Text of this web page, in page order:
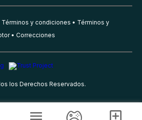
Términos y condiciones
Términos y
Correcciones
los Derechos Reservados.